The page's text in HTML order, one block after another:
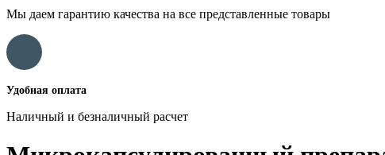
Мы даем гарантию качества на все представленные товары
Удобная оплата
Наличный и безналичный расчет